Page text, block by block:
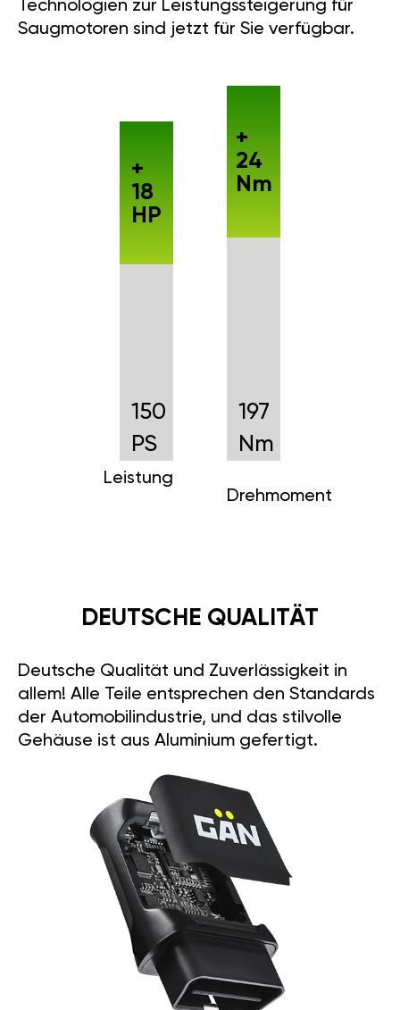
Technologien zur Leistungssteigerung für
Saugmotoren sind jetzt für Sie verfügbar.
150
PS
Leistung
+
18
HP
197
Nm
Drehmoment
+
24
Nm
DEUTSCHE QUALITÄT
Deutsche Qualität und Zuverlässigkeit in
allem! Alle Teile entsprechen den Standards
der Automobilindustrie, und das stilvolle
Gehäuse ist aus Aluminium gefertigt.